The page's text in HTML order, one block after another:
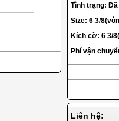
Tình trạng:
Size: 6 3/
Kích cỡ: 6 3/
Phí vận
Liên hệ: